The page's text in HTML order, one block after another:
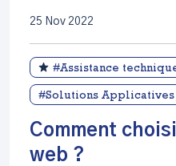
25 Nov 2022
#Assistance
#Solutions Applicatives
Comment
web ?